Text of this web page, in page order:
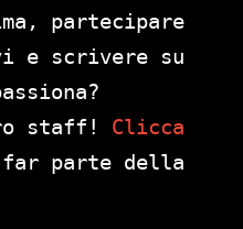
partecipare
e scrivere su
staff! Clicca
parte della